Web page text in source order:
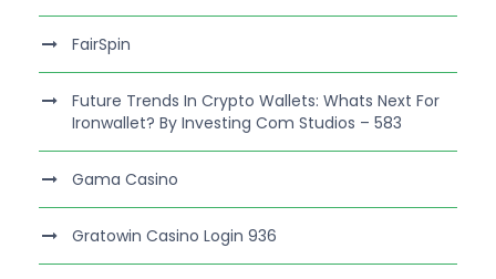
FairSpin
Future Trends In Crypto Wallets: Whats Next For
Ironwallet? By Investing Com Studios – 583
Gama Casino
Gratowin Casino Login 936